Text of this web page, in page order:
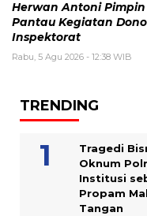
Herwan Antoni
Pantau Kegiatan
Inspektorat
Rabu, 5 Agu 2026 - 12:38 WIB
TRENDING
Tragedi
Oknum
Institusi
Propam
Tangan